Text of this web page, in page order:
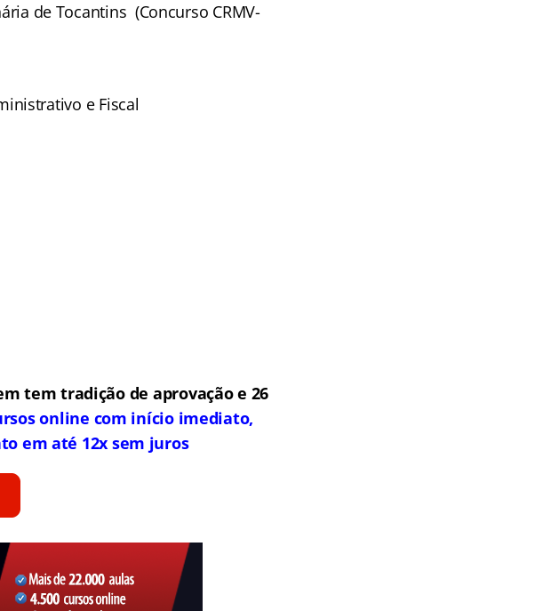
de Tocantins (Concurso CRMV-
e Fiscal
tem tradição de aprovação e 26
online com início imediato,
em até 12x sem juros